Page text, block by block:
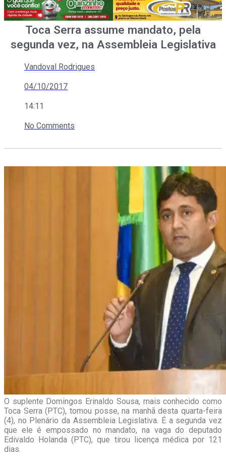
Toca Serra assume mandato, pela
segunda vez, na Assembleia Legislativa
Vandoval Rodrigues
04/10/2017
14:11
No Comments
O suplente Domingos Erinaldo Sousa, mais conhecido como
Toca Serra (PTC), tomou posse, na manhã desta quarta-feira
(4), no Plenário da Assembleia Legislativa. É a segunda vez
que ele é empossado no mandato, na vaga do deputado
Edivaldo Holanda (PTC), que tirou licença médica por 121
dias.